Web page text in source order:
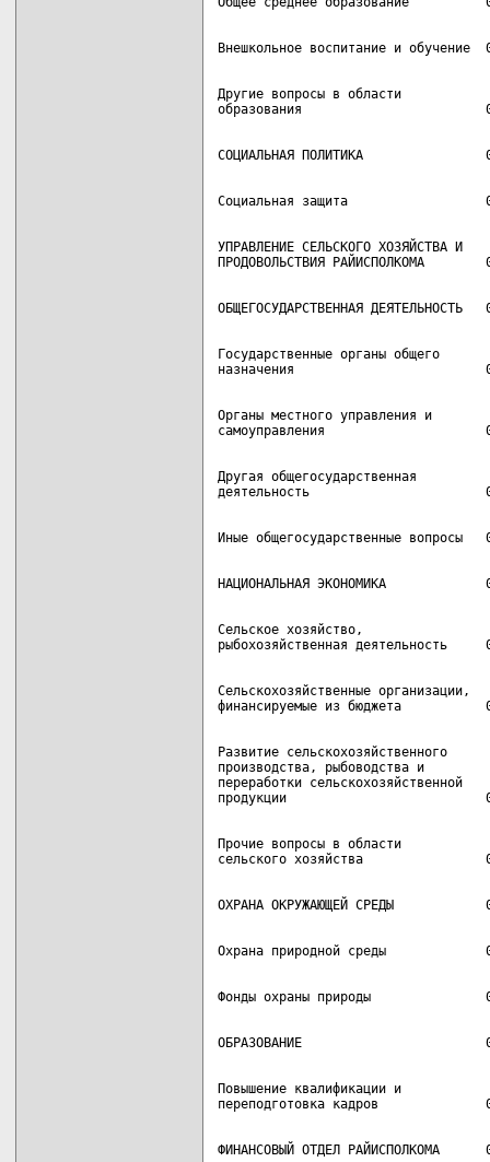
Другие вопросы в области
УПРАВЛЕНИЕ СЕЛЬСКОГО ХОЗЯЙСТВА И
Государственные органы общего
Органы местного управления и
Другая общегосударственная
Сельское хозяйство,
Сельскохозяйственные организации,
Развитие сельскохозяйственного
производства, рыбоводства и
переработки сельскохозяйственной
Прочие вопросы в области
Повышение квалификации и